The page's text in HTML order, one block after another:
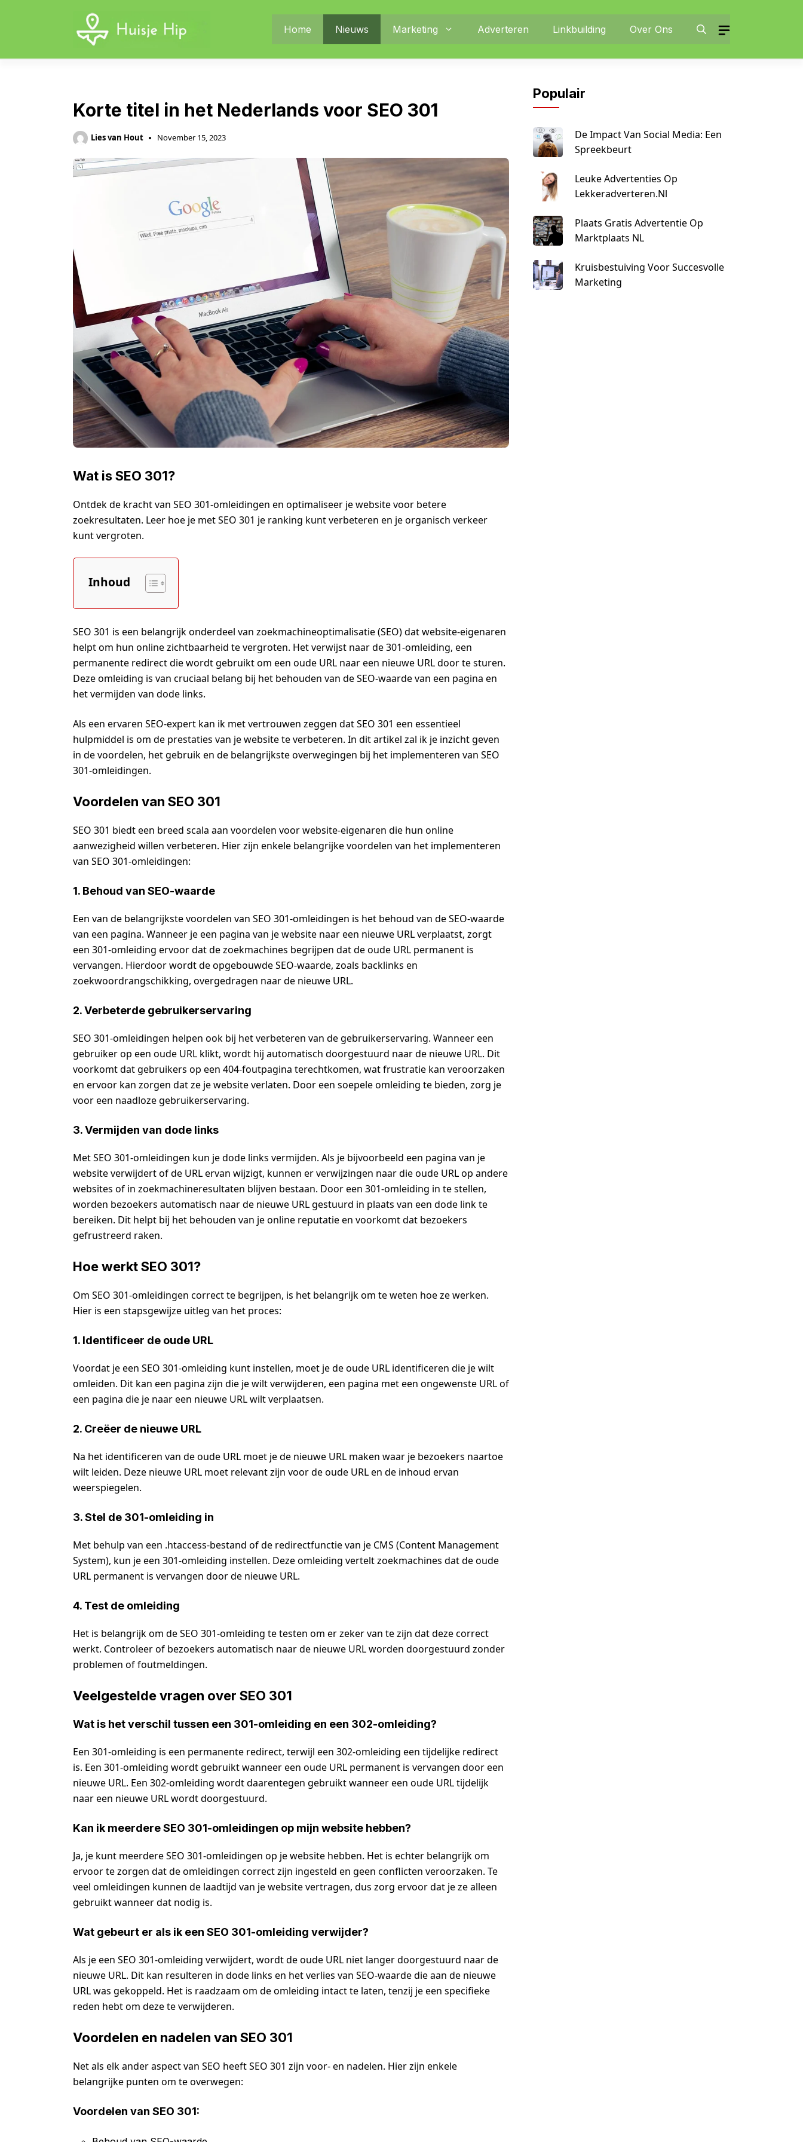
Home Nieuws Marketing Adverteren Linkbuilding Over Ons
Korte titel in het Nederlands voor SEO 301
Lies van Hout November 15, 2023
Wat is SEO 301?
Ontdek de kracht van SEO 301-omleidingen en optimaliseer je website voor betere
zoekresultaten. Leer hoe je met SEO 301 je ranking kunt verbeteren en je organisch verkeer
kunt vergroten.
Inhoud
SEO 301 is een belangrijk onderdeel van zoekmachineoptimalisatie (SEO) dat website-eigenaren
helpt om hun online zichtbaarheid te vergroten. Het verwijst naar de 301-omleiding, een
permanente redirect die wordt gebruikt om een oude URL naar een nieuwe URL door te sturen.
Deze omleiding is van cruciaal belang bij het behouden van de SEO-waarde van een pagina en
het vermijden van dode links.
Als een ervaren SEO-expert kan ik met vertrouwen zeggen dat SEO 301 een essentieel
hulpmiddel is om de prestaties van je website te verbeteren. In dit artikel zal ik je inzicht geven
in de voordelen, het gebruik en de belangrijkste overwegingen bij het implementeren van SEO
301-omleidingen.
Voordelen van SEO 301
SEO 301 biedt een breed scala aan voordelen voor website-eigenaren die hun online
aanwezigheid willen verbeteren. Hier zijn enkele belangrijke voordelen van het implementeren
van SEO 301-omleidingen:
1. Behoud van SEO-waarde
Een van de belangrijkste voordelen van SEO 301-omleidingen is het behoud van de SEO-waarde
van een pagina. Wanneer je een pagina van je website naar een nieuwe URL verplaatst, zorgt
een 301-omleiding ervoor dat de zoekmachines begrijpen dat de oude URL permanent is
vervangen. Hierdoor wordt de opgebouwde SEO-waarde, zoals backlinks en
zoekwoordrangschikking, overgedragen naar de nieuwe URL.
2. Verbeterde gebruikerservaring
SEO 301-omleidingen helpen ook bij het verbeteren van de gebruikerservaring. Wanneer een
gebruiker op een oude URL klikt, wordt hij automatisch doorgestuurd naar de nieuwe URL. Dit
voorkomt dat gebruikers op een 404-foutpagina terechtkomen, wat frustratie kan veroorzaken
en ervoor kan zorgen dat ze je website verlaten. Door een soepele omleiding te bieden, zorg je
voor een naadloze gebruikerservaring.
3. Vermijden van dode links
Met SEO 301-omleidingen kun je dode links vermijden. Als je bijvoorbeeld een pagina van je
website verwijdert of de URL ervan wijzigt, kunnen er verwijzingen naar die oude URL op andere
websites of in zoekmachineresultaten blijven bestaan. Door een 301-omleiding in te stellen,
worden bezoekers automatisch naar de nieuwe URL gestuurd in plaats van een dode link te
bereiken. Dit helpt bij het behouden van je online reputatie en voorkomt dat bezoekers
gefrustreerd raken.
Hoe werkt SEO 301?
Om SEO 301-omleidingen correct te begrijpen, is het belangrijk om te weten hoe ze werken.
Hier is een stapsgewijze uitleg van het proces:
1. Identificeer de oude URL
Voordat je een SEO 301-omleiding kunt instellen, moet je de oude URL identificeren die je wilt
omleiden. Dit kan een pagina zijn die je wilt verwijderen, een pagina met een ongewenste URL of
een pagina die je naar een nieuwe URL wilt verplaatsen.
2. Creëer de nieuwe URL
Na het identificeren van de oude URL moet je de nieuwe URL maken waar je bezoekers naartoe
wilt leiden. Deze nieuwe URL moet relevant zijn voor de oude URL en de inhoud ervan
weerspiegelen.
3. Stel de 301-omleiding in
Met behulp van een .htaccess-bestand of de redirectfunctie van je CMS (Content Management
System), kun je een 301-omleiding instellen. Deze omleiding vertelt zoekmachines dat de oude
URL permanent is vervangen door de nieuwe URL.
4. Test de omleiding
Het is belangrijk om de SEO 301-omleiding te testen om er zeker van te zijn dat deze correct
werkt. Controleer of bezoekers automatisch naar de nieuwe URL worden doorgestuurd zonder
problemen of foutmeldingen.
Veelgestelde vragen over SEO 301
Wat is het verschil tussen een 301-omleiding en een 302-omleiding?
Een 301-omleiding is een permanente redirect, terwijl een 302-omleiding een tijdelijke redirect
is. Een 301-omleiding wordt gebruikt wanneer een oude URL permanent is vervangen door een
nieuwe URL. Een 302-omleiding wordt daarentegen gebruikt wanneer een oude URL tijdelijk
naar een nieuwe URL wordt doorgestuurd.
Kan ik meerdere SEO 301-omleidingen op mijn website hebben?
Ja, je kunt meerdere SEO 301-omleidingen op je website hebben. Het is echter belangrijk om
ervoor te zorgen dat de omleidingen correct zijn ingesteld en geen conflicten veroorzaken. Te
veel omleidingen kunnen de laadtijd van je website vertragen, dus zorg ervoor dat je ze alleen
gebruikt wanneer dat nodig is.
Wat gebeurt er als ik een SEO 301-omleiding verwijder?
Als je een SEO 301-omleiding verwijdert, wordt de oude URL niet langer doorgestuurd naar de
nieuwe URL. Dit kan resulteren in dode links en het verlies van SEO-waarde die aan de nieuwe
URL was gekoppeld. Het is raadzaam om de omleiding intact te laten, tenzij je een specifieke
reden hebt om deze te verwijderen.
Voordelen en nadelen van SEO 301
Net als elk ander aspect van SEO heeft SEO 301 zijn voor- en nadelen. Hier zijn enkele
belangrijke punten om te overwegen:
Voordelen van SEO 301:
Populair
De Impact Van Social Media: Een
Spreekbeurt
Leuke Advertenties Op
Lekkeradverteren.nl
Plaats Gratis Advertentie Op
Marktplaats NL
Kruisbestuiving Voor Succesvolle
Marketing